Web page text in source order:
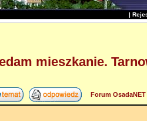
|
mieszkanie.
Forum